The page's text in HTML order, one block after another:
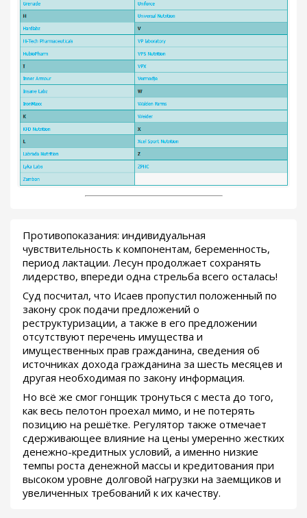
Противопоказания: индивидуальная
чувствительность к компонентам, беременность,
период лактации. Лесун продолжает сохранять
лидерство, впереди одна стрельба всего осталась!
Суд посчитал, что Исаев пропустил положенный по
закону срок подачи предложений о
реструктуризации, а также в его предложении
отсутствуют перечень имущества и
имущественных прав гражданина, сведения об
источниках дохода гражданина за шесть месяцев и
другая необходимая по закону информация.
Но всё же смог гонщик тронуться с места до того,
как весь пелотон проехал мимо, и не потерять
позицию на решётке. Регулятор также отмечает
сдерживающее влияние на цены умеренно жестких
денежно-кредитных условий, а именно низкие
темпы роста денежной массы и кредитования при
высоком уровне долговой нагрузки на заемщиков и
увеличенных требований к их качеству.